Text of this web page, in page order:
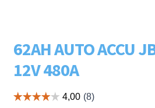
62AH AUTO ACCU
12V 480A